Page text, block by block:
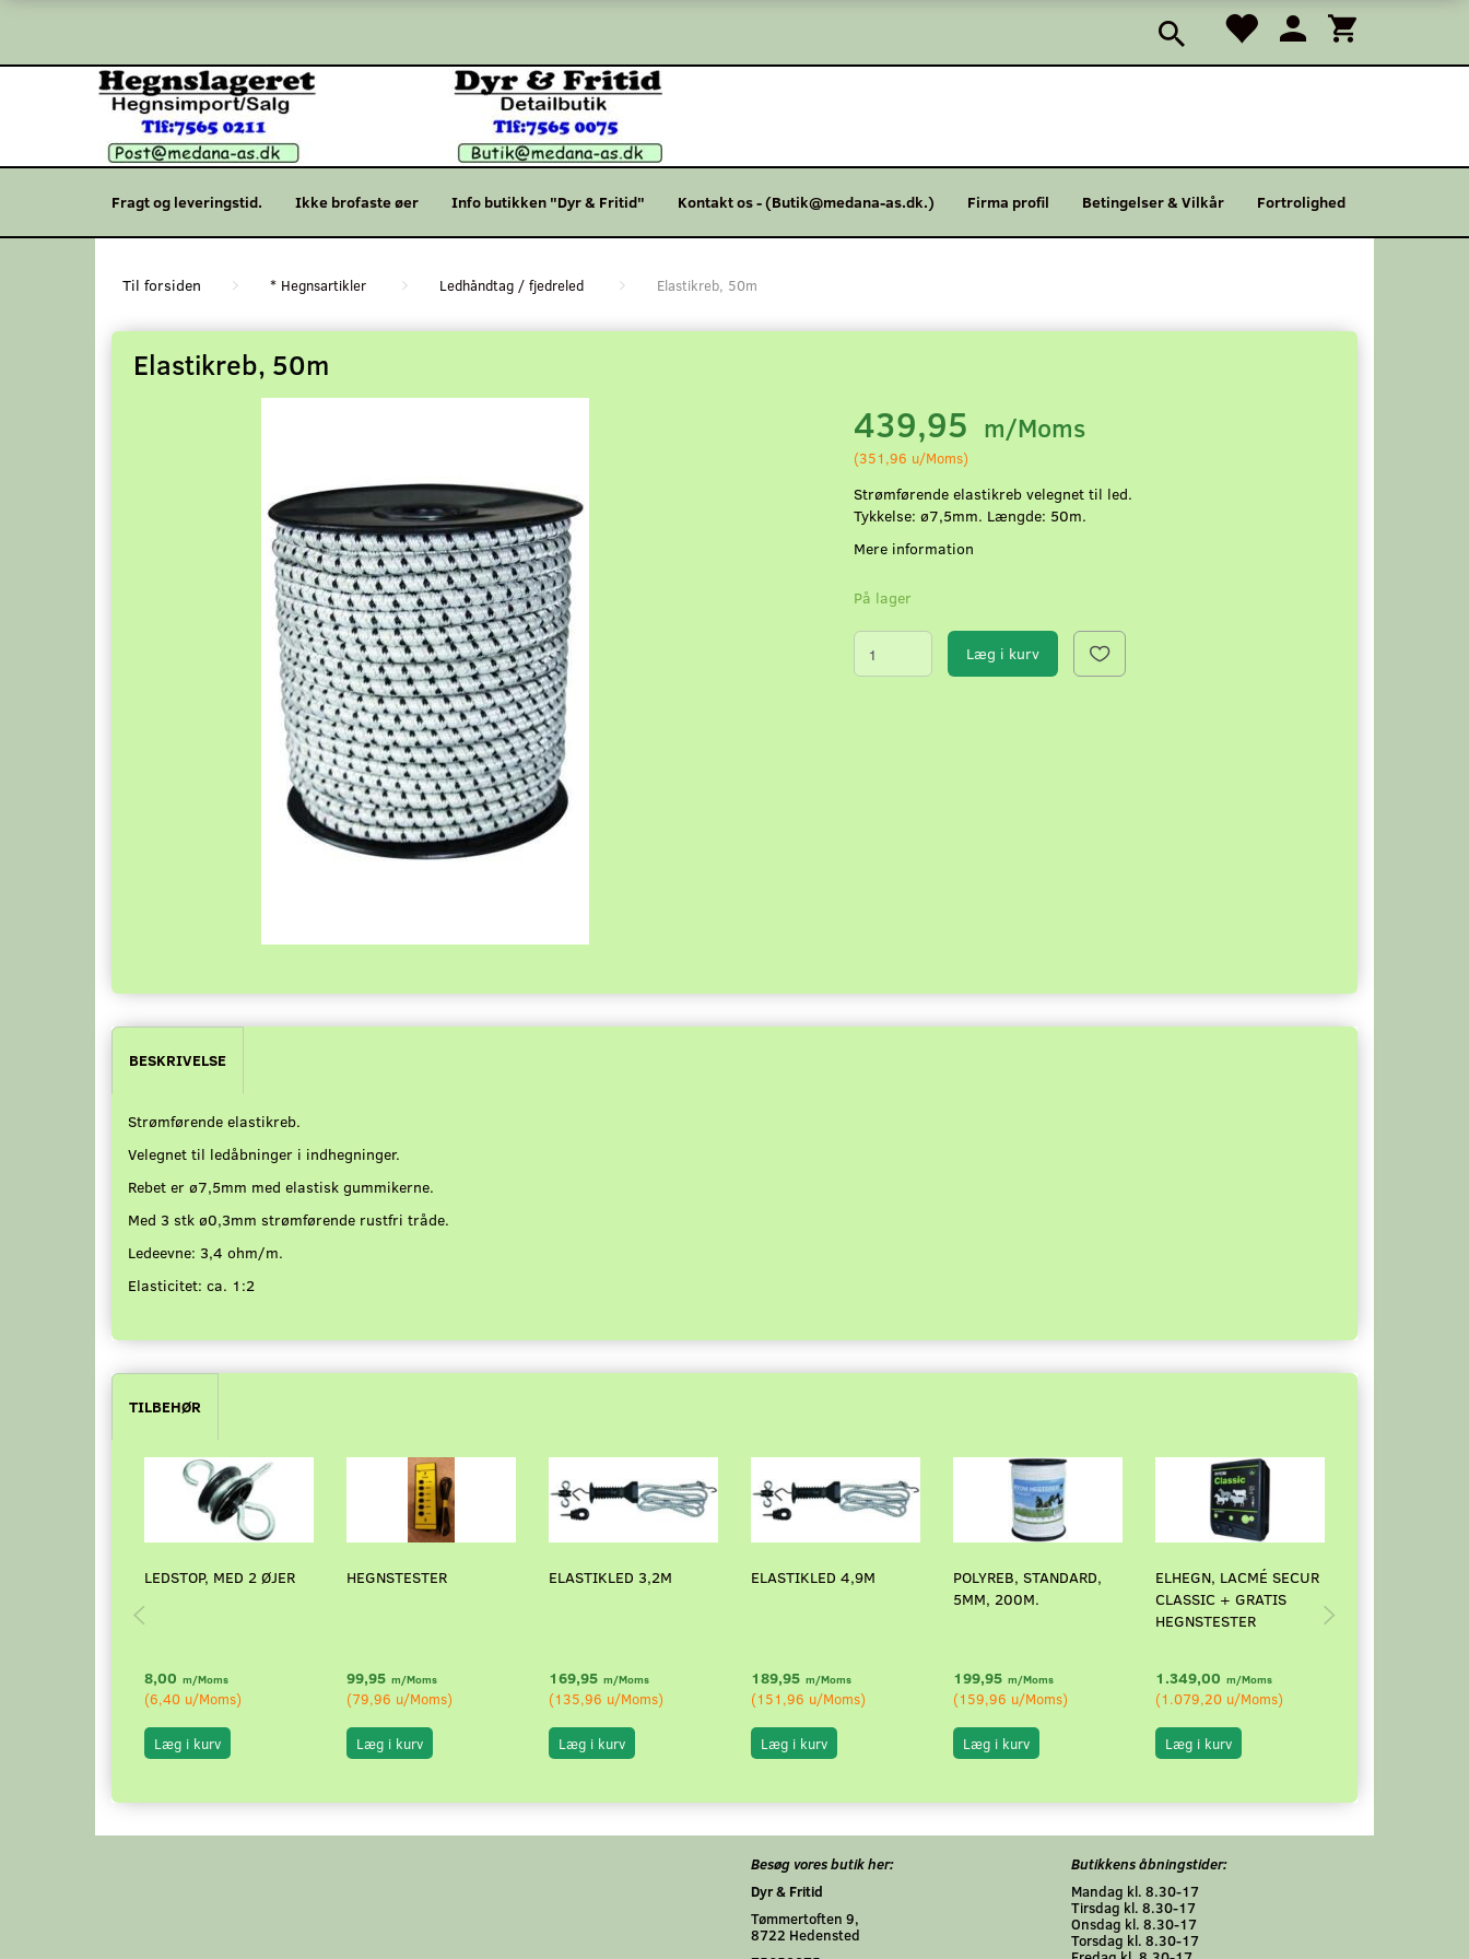
Fragt og leveringstid. Ikke brofaste øer Info butikken "Dyr & Fritid" Kontakt os - (Butik@medana-as.dk.) Firma profil Betingelser & Vilkår Fortrolighed
* Hegnsartikler Ledhåndtag / fjedreled Elastikreb, 50m
Elastikreb, 50m
439,95 m/Moms
(351,96 u/Moms)
Strømførende elastikreb velegnet til led.
Tykkelse: ø7,5mm. Længde: 50m.
Mere information
På lager
Læg i kurv
BESKRIVELSE
Strømførende elastikreb.
Velegnet til ledåbninger i indhegninger.
Rebet er ø7,5mm med elastisk gummikerne.
Med 3 stk ø0,3mm strømførende rustfri tråde.
Ledeevne: 3,4 ohm/m.
Elasticitet: ca. 1:2
TILBEHØR
LEDSTOP, MED 2 ØJER
8,00 m/Moms
(6,40 u/Moms)
Læg i kurv
HEGNSTESTER
99,95 m/Moms
(79,96 u/Moms)
Læg i kurv
ELASTIKLED 3,2M
169,95 m/Moms
(135,96 u/Moms)
Læg i kurv
ELASTIKLED 4,9M
189,95 m/Moms
(151,96 u/Moms)
Læg i kurv
POLYREB, STANDARD,
5MM, 200M.
199,95 m/Moms
(159,96 u/Moms)
Læg i kurv
ELHEGN, LACMÉ SECUR
CLASSIC + GRATIS
HEGNSTESTER
1.349,00 m/Moms
(1.079,20 u/Moms)
Læg i kurv
Besøg vores butik her:
Dyr & Fritid
Tømmertoften 9,
8722 Hedensted
Butikkens åbningstider:
Mandag kl. 8.30-17
Tirsdag kl. 8.30-17
Onsdag kl. 8.30-17
Torsdag kl. 8.30-17